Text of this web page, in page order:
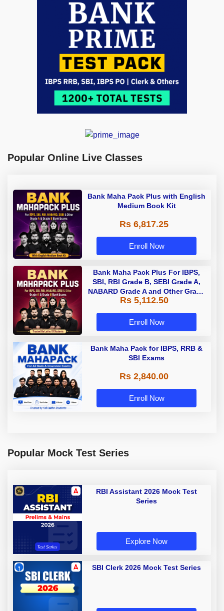
Popular Online Live Classes
Bank Maha Pack Plus with English
Medium Book Kit
Rs 6,817.25
Enroll Now
Bank Maha Pack Plus For IBPS,
SBI, RBI Grade B, SEBI Grade A,
NABARD Grade A and Other Grade
A & Grade B Bank Exams
Rs 5,112.50
Enroll Now
Bank Maha Pack for IBPS, RRB &
SBI Exams
Rs 2,840.00
Enroll Now
Popular Mock Test Series
RBI Assistant 2026 Mock Test
Series
Explore Now
SBI Clerk 2026 Mock Test Series